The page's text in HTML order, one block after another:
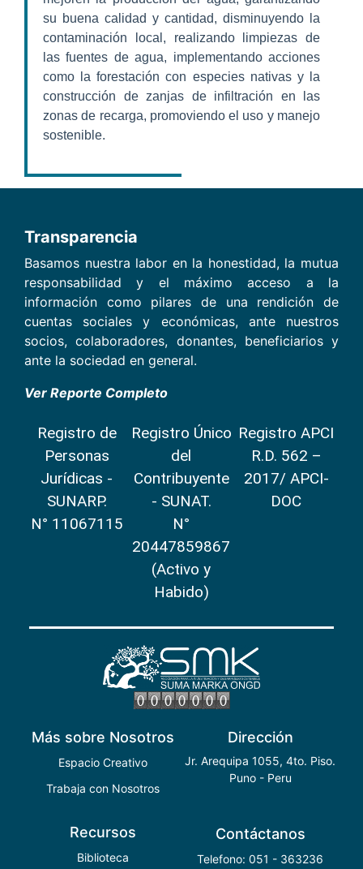
su buena calidad y cantidad, disminuyendo la
contaminación local, realizando limpiezas de
las fuentes de agua, implementando acciones
como la forestación con especies nativas y la
construcción de zanjas de infiltración en las
zonas de recarga, promoviendo el uso y manejo
sostenible.
Transparencia
Basamos nuestra labor en la honestidad, la mutua
responsabilidad y el máximo acceso a la
información como pilares de una rendición de
cuentas sociales y económicas, ante nuestros
socios, colaboradores, donantes, beneficiarios y
ante la sociedad en general.
Ver Reporte Completo
Registro de
Personas
Jurídicas -
SUNARP.
N° 11067115
Registro Único
del
Contribuyente
- SUNAT.
N°
20447859867
(Activo y
Habido)
Registro APCI
R.D. 562 –
2017/ APCI-
DOC
Dirección
Jr. Arequipa 1055, 4to. Piso.
Puno - Peru
Más sobre Nosotros
Espacio Creativo
Trabaja con Nosotros
Recursos
Biblioteca
Contáctanos
Telefono: 051 - 363236